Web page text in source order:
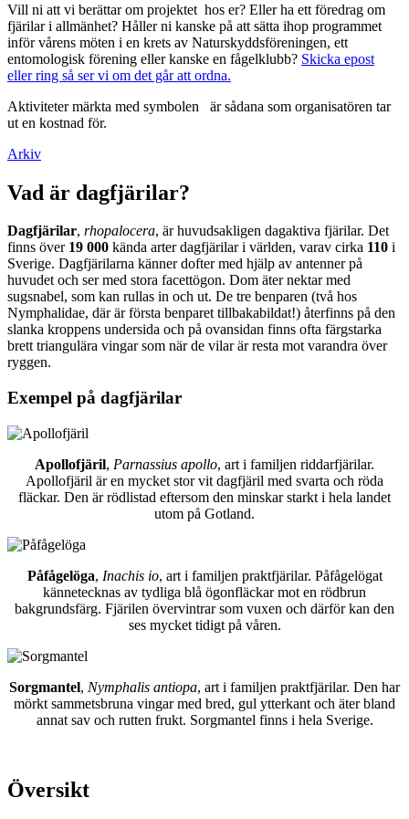
Vill ni att vi berättar om projektet hos er? Eller ha ett föredrag om
fjärilar i allmänhet? Håller ni kanske på att sätta ihop programmet
inför vårens möten i en krets av Naturskyddsföreningen, ett
entomologisk förening eller kanske en fågelklubb? Skicka epost
eller ring så ser vi om det går att ordna.
Aktiviteter märkta med symbolen
är sådana som organisatören tar
ut en kostnad för.
Arkiv
Vad är dagfjärilar?
Dagfjärilar, rhopalocera, är huvudsakligen dagaktiva fjärilar. Det
finns över 19 000 kända arter dagfjärilar i världen, varav cirka 110 i
Sverige. Dagfjärilarna känner dofter med hjälp av antenner på
huvudet och ser med stora facettögon. Dom äter nektar med
sugsnabel, som kan rullas in och ut. De tre benparen (två hos
Nymphalidae, där är första benparet tillbakabildat!) återfinns på den
slanka kroppens undersida och på ovansidan finns ofta färgstarka
brett triangulära vingar som när de vilar är resta mot varandra över
ryggen.
Exempel på dagfjärilar
Apollofjäril, Parnassius apollo, art i familjen riddarfjärilar.
Apollofjäril är en mycket stor vit dagfjäril med svarta och röda
fläckar. Den är rödlistad eftersom den minskar starkt i hela landet
utom på Gotland.
Påfågelöga, Inachis io, art i familjen praktfjärilar. Påfågelögat
kännetecknas av tydliga blå ögonfläckar mot en rödbrun
bakgrundsfärg. Fjärilen övervintrar som vuxen och därför kan den
ses mycket tidigt på våren.
Sorgmantel, Nymphalis antiopa, art i familjen praktfjärilar. Den har
mörkt sammetsbruna vingar med bred, gul ytterkant och äter bland
annat sav och rutten frukt. Sorgmantel finns i hela Sverige.
Översikt